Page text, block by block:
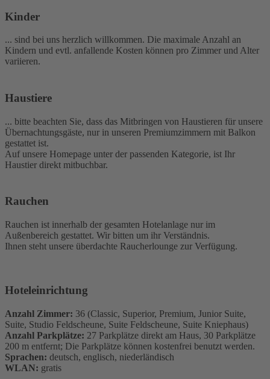
Kinder
... sind bei uns herzlich willkommen. Die maximale Anzahl an
Kindern und evtl. anfallende Kosten können pro Zimmer und Alter
variieren.
Haustiere
... bitte beachten Sie, dass das Mitbringen von Haustieren für unsere
Übernachtungsgäste, nur in unseren Premiumzimmern mit Balkon
gestattet ist.
Auf unsere Homepage unter der passenden Kategorie, ist Ihr
Haustier direkt mitbuchbar.
Rauchen
Rauchen ist innerhalb der gesamten Hotelanlage nur im
Außenbereich gestattet. Wir bitten um ihr Verständnis.
Ihnen steht unsere überdachte Raucherlounge zur Verfügung.
Hoteleinrichtung
Anzahl Zimmer: 36 (Classic, Superior, Premium, Junior Suite,
Suite, Studio Feldscheune, Suite Feldscheune, Suite Kniephaus)
Anzahl Parkplätze: 27 Parkplätze direkt am Haus, 30 Parkplätze
200 m entfernt; Die Parkplätze können kostenfrei benutzt werden.
Sprachen: deutsch, englisch, niederländisch
WLAN: gratis